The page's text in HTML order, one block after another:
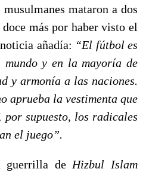
mataron a dos
más por haber visto el
añadía: “El fútbol es
y en la mayoría de
y armonía a las naciones.
aprueba la vestimenta que
por supuesto, los radicales
el juego”.
guerrilla de Hizbul Islam